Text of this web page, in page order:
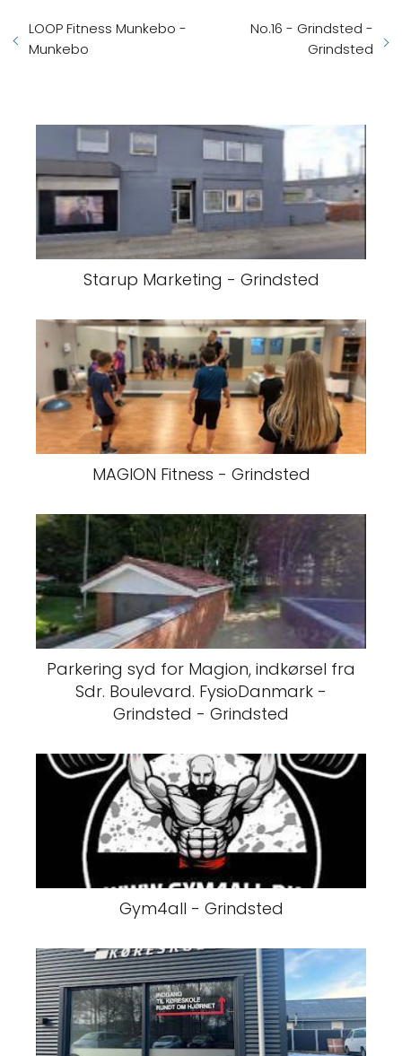
LOOP Fitness Munkebo -
Munkebo
No.16 - Grindsted -
Grindsted
Starup Marketing - Grindsted
MAGION Fitness - Grindsted
Parkering syd for Magion, indkørsel fra
Sdr. Boulevard. FysioDanmark -
Grindsted - Grindsted
Gym4all - Grindsted